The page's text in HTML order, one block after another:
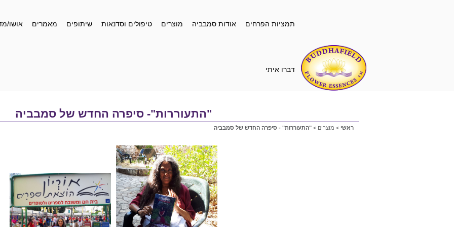
תמציות הפרחים אודות סמבביה מוצרים טיפולים וסדנאות שיתופים מאמרים אושו/
דברו איתי
"התעוררות"- סיפרה החדש של סמבביה
ראשי > מוצרים > "התעוררות" - סיפרה החדש של סמבביה